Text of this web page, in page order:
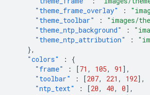
"theme_frame_overlay"
:
"theme_toolbar"
:
"images/
"theme_ntp_background"
:
"theme_ntp_attribution"
:
},
"colors"
:
{
"frame"
: [71 , 105, 91 ],
"toolbar"
: [207, 221 , 192],
"ntp_text"
: [20, 40, 0],